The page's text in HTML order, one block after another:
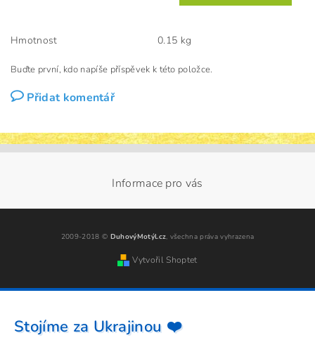
Hmotnost 0.15 kg
Buďte první, kdo napíše příspěvek k této položce.
Přidat komentář
Informace pro vás
2009-2018 © DuhovýMotýl.cz, všechna práva vyhrazena
Vytvořil Shoptet
Stojíme za Ukrajinou ❤️